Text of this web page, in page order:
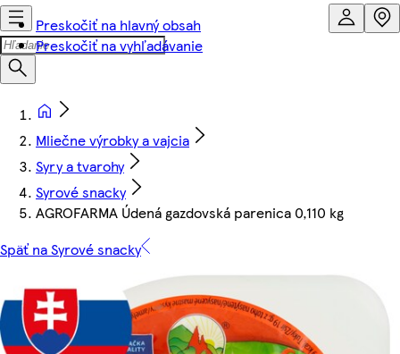
Preskočiť na hlavný obsah
Preskočiť na vyhľadávanie
Mliečne výrobky a vajcia
Syry a tvarohy
Syrové snacky
AGROFARMA Údená gazdovská parenica 0,110 kg
Späť na Syrové snacky